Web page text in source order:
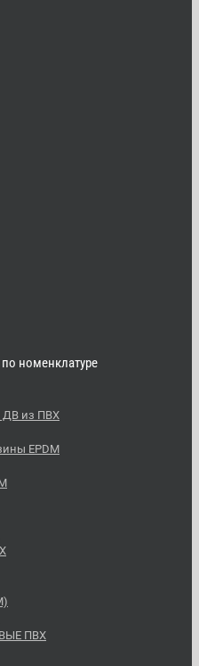
номенклатуре
ДВ из ПВХ
EPDM
ПВХ